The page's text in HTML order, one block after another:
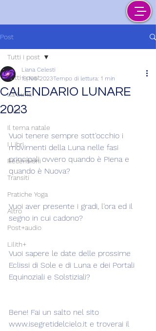
Post
Tutti i post
La Luna
Lilith
Il tema natale
I Libri
Recensioni
Transiti
Pratiche Yoga
Altro
Post+audio
Lilith+
Tutti i post
CALENDARIO LUNARE
2023
Liana Celesti
19 feb 2023Tempo di lettura: 1 min
Vuoi tenere sempre sott'occhio i
movimenti della Luna nelle fasi
principali ovvero quando è Piena e
quando è Nuova?
Vuoi aver presente i gradi, l'ora ed il
segno in cui cadono?
Vuoi sapere le date delle prossime
Eclissi di Sole e di Luna e dei Portali
Equinoziali e Solstiziali?
Bene! Fai un salto nel sito
www.isegretidelcielo.it e troverai il